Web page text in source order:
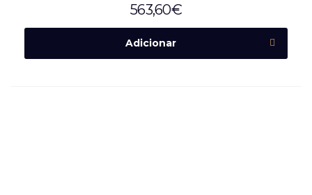
563,60€
Adicionar